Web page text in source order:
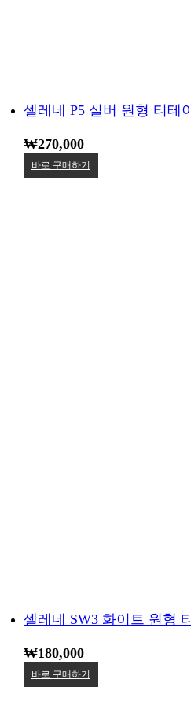
셀레네 P5 실버 원형 티테
₩270,000
바로 구매하기
셀레네 SW3 화이트 원형
₩180,000
바로 구매하기